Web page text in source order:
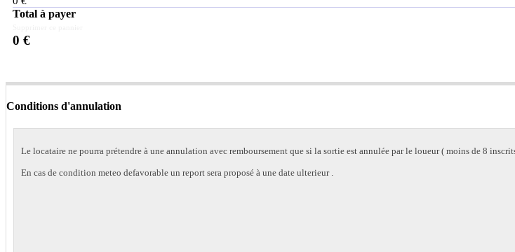
Total à payer
0 €
Conditions d'annulation
Le locataire ne pourra prétendre à une annulation avec remboursement que si la sortie est annulée par le loueur ( moins de 8
En cas de condition meteo defavorable un report sera proposé à une date ulterieur .